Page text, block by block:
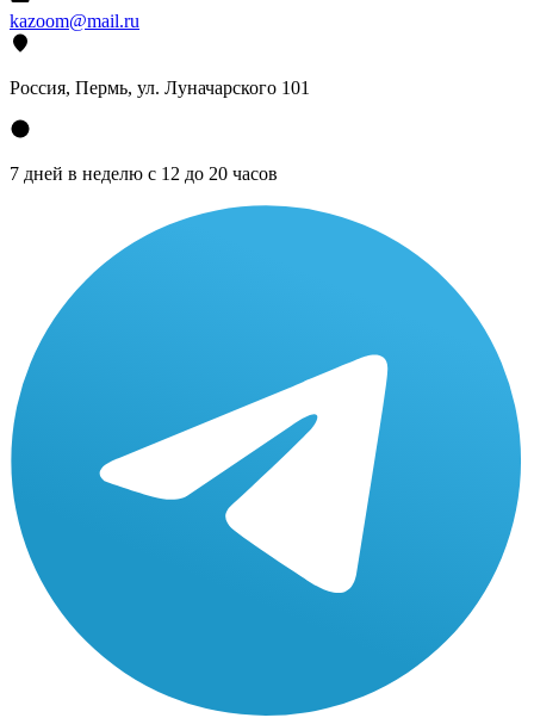
kazoom@mail.ru
Россия, Пермь, ул. Луначарского 101
7 дней в неделю с 12 до 20 часов